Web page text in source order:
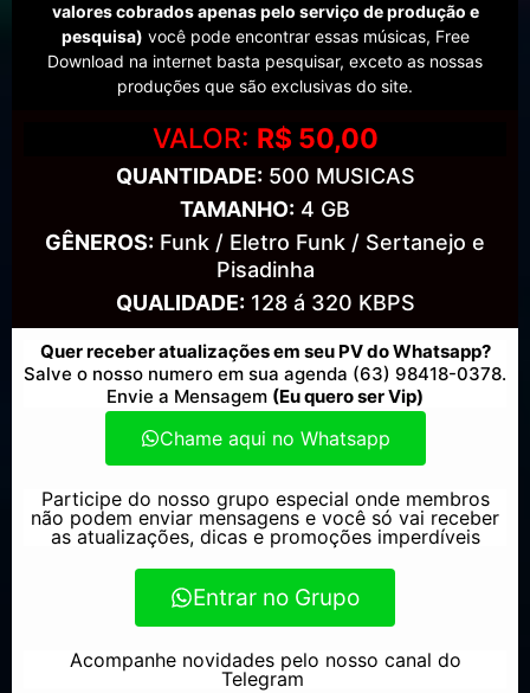
valores cobrados apenas pelo serviço de produção e
pesquisa) você pode encontrar essas músicas, Free
Download na internet basta pesquisar, exceto as nossas
produções que são exclusivas do site.
VALOR: R$ 50,00
QUANTIDADE:500 MUSICAS
TAMANHO: 4 GB
GÊNEROS: Funk / Eletro Funk / Sertanejo e
Pisadinha
QUALIDADE:128 á 320 KBPS
Quer receber atualizações em seu PV do Whatsapp?
Salve o nosso numero em sua agenda (63) 98418-0378.
Envie a Mensagem (Eu quero ser Vip)
Chame aqui no Whatsapp
Participe do nosso grupo especial onde membros
não podem enviar mensagens e você só vai receber
as atualizações, dicas e promoções imperdíveis
Entrar no Grupo
Acompanhe novidades pelo nosso canal do
Telegram